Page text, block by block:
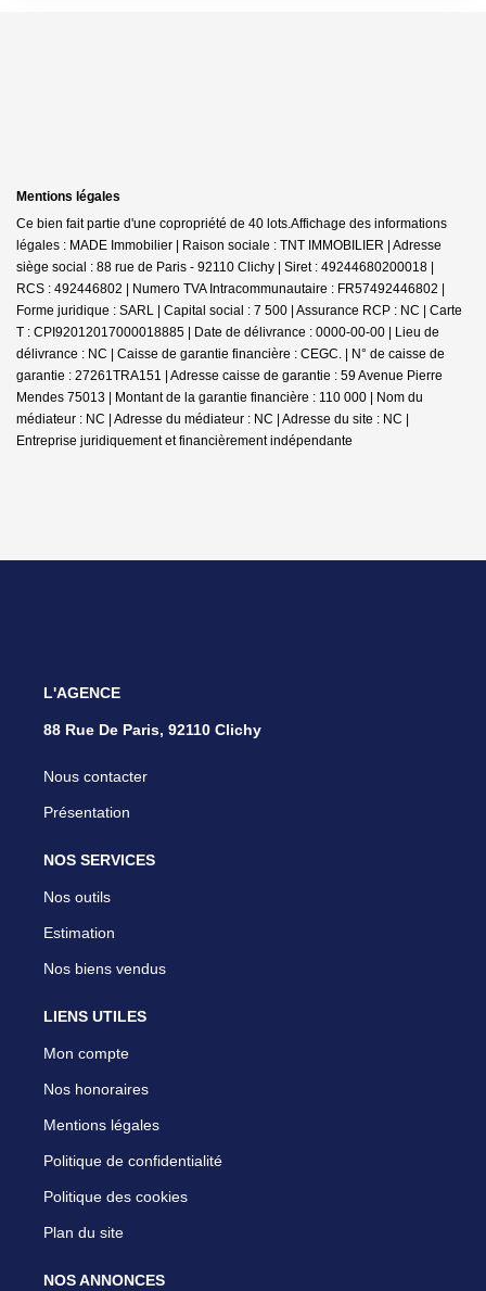
Mentions légales
Ce bien fait partie d'une copropriété de 40 lots.Affichage des informations
légales : MADE Immobilier | Raison sociale : TNT IMMOBILIER | Adresse
siège social : 88 rue de Paris - 92110 Clichy | Siret : 49244680200018 |
RCS : 492446802 | Numero TVA Intracommunautaire : FR57492446802 |
Forme juridique : SARL | Capital social : 7 500 | Assurance RCP : NC | Carte
T : CPI92012017000018885 | Date de délivrance : 0000-00-00 | Lieu de
délivrance : NC | Caisse de garantie financière : CEGC. | N° de caisse de
garantie : 27261TRA151 | Adresse caisse de garantie : 59 Avenue Pierre
Mendes 75013 | Montant de la garantie financière : 110 000 | Nom du
médiateur : NC | Adresse du médiateur : NC | Adresse du site : NC |
Entreprise juridiquement et financièrement indépendante
L'AGENCE
88 Rue De Paris, 92110 Clichy
Nous contacter
Présentation
NOS SERVICES
Nos outils
Estimation
Nos biens vendus
LIENS UTILES
Mon compte
Nos honoraires
Mentions légales
Politique de confidentialité
Politique des cookies
Plan du site
NOS ANNONCES